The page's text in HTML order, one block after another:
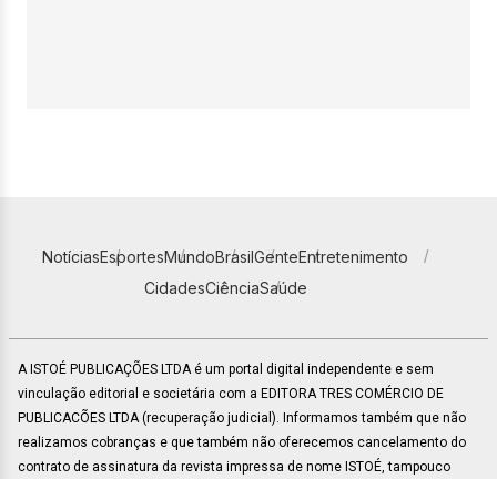
NotíciasEsportesMundoBrasilGenteEntretenimento
CidadesCiênciaSaúde
A ISTOÉ PUBLICAÇÕES LTDA é um portal digital independente e sem
vinculação editorial e societária com a EDITORA TRES COMÉRCIO DE
PUBLICACÕES LTDA (recuperação judicial). Informamos também que não
realizamos cobranças e que também não oferecemos cancelamento do
contrato de assinatura da revista impressa de nome ISTOÉ, tampouco